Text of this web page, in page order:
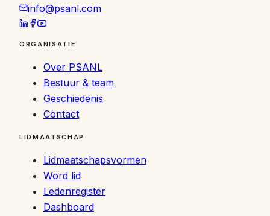
info@psanl.com
ORGANISATIE
Over PSANL
Bestuur & team
Geschiedenis
Contact
LIDMAATSCHAP
Lidmaatschapsvormen
Word lid
Ledenregister
Dashboard